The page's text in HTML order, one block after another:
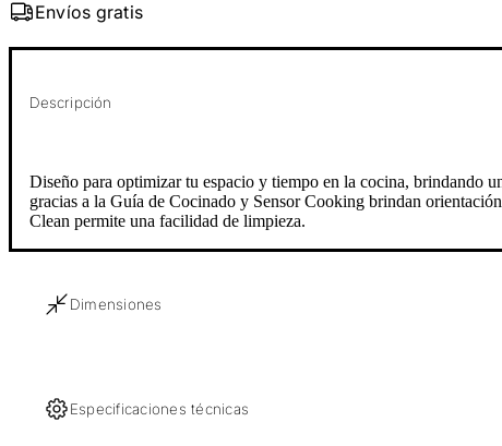
Envíos gratis
Descripción
Diseño para optimizar tu espacio y tiempo en la cocina, brindando
gracias a la Guía de Cocinado y Sensor Cooking brindan
Clean permite una facilidad de limpieza.
Dimensiones
Especificaciones técnicas